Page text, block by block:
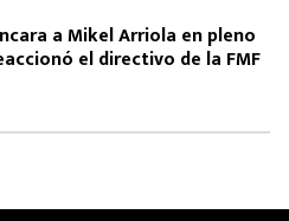
a Mikel Arriola en pleno
el directivo de la FMF